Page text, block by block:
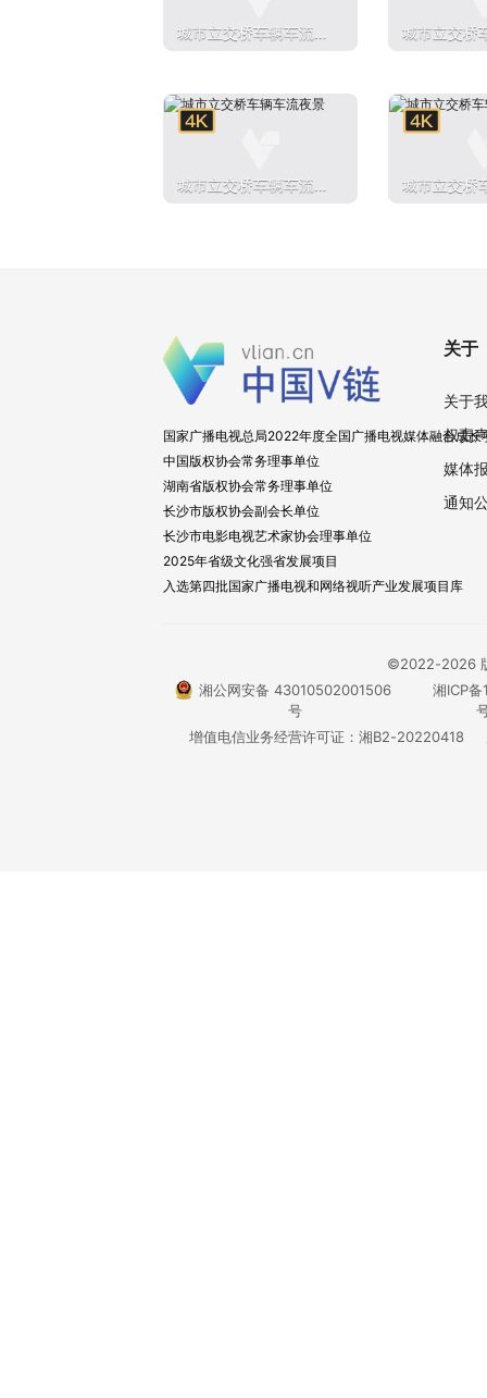
城市立交桥车辆车流夜
城市立交桥
城市立交桥车辆车流夜
城市立交桥
国家广播电视总局2022年度全国广播电视媒体融合成长
中国版权协会常务理事单位
湖南省版权协会常务理事单位
长沙市版权协会副会长单位
长沙市电影电视艺术家协会理事单位
2025年省级文化强省发展项目
入选第四批国家广播电视和网络视听产业发展项目库
关于
关于
权责
媒体
通知
©2022-2026
湘公网安备 43010502001506
号
湘ICP
增值电信业务经营许可证：湘B2-20220418